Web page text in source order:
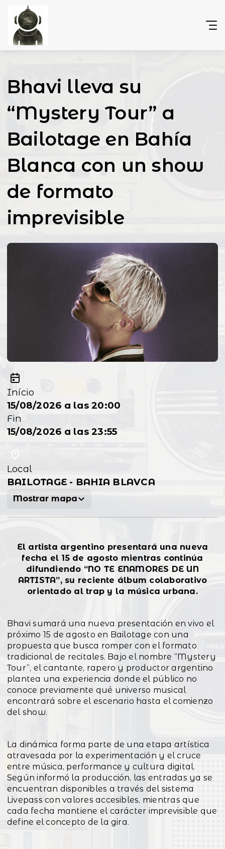
Bhavi lleva su
“Mystery Tour” a
Bailotage en Bahía
Blanca con un show
de formato
imprevisible
Início
15/08/2026 a las 20:00
Fin
15/08/2026 a las 23:55
Local
BAILOTAGE - BAHIA BLAVCA
Mostrar mapa
El artista argentino presentará una nueva
fecha el 15 de agosto mientras continúa
difundiendo “NO TE ENAMORES DE UN
ARTISTA”, su reciente álbum colaborativo
orientado al trap y la música urbana.
Bhavi sumará una nueva presentación en vivo el
próximo 15 de agosto en Bailotage con una
propuesta que busca romper con el formato
tradicional de recitales. Bajo el nombre “Mystery
Tour”, el cantante, rapero y productor argentino
plantea una experiencia donde el público no
conoce previamente qué universo musical
encontrará sobre el escenario hasta el comienzo
del show.
La dinámica forma parte de una etapa artística
atravesada por la experimentación y el cruce
entre música, performance y cultura digital.
Según informó la producción, las entradas ya se
encuentran disponibles a través del sistema
Livepass con valores accesibles, mientras que
cada fecha mantiene el carácter imprevisible que
define el concepto de la gira.